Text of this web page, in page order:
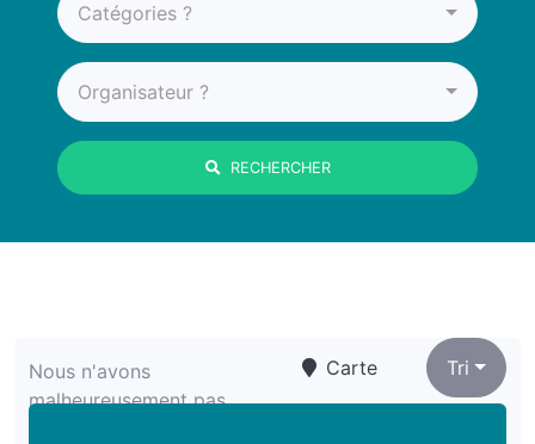
Catégories ?
Organisateur ?
RECHERCHER
Nous n'avons
malheureusement pas
Carte Tri